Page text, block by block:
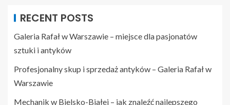
RECENT POSTS
Galeria Rafał w Warszawie – miejsce dla pasjonatów
sztuki i antyków
Profesjonalny skup i sprzedaż antyków – Galeria Rafał w
Warszawie
Mechanik w Bielsko-Białej – jak znaleźć najlepszego